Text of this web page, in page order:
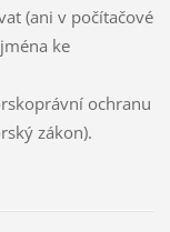
(ani v počítačové
ke
ochranu
zákon).